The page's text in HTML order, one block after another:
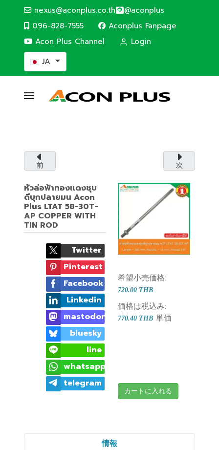
nexus@aconplus.co.th @aconplus
096-828-7555
Aconplus Fanpage
Acon Plus Channel
Login
あなたが使う言語を選んでください
JA
太陽電池システム
一緒に世界を救いましょう。
前 次
หัวล่อฟ้าทองแดงชุบ
ดีบุกปลายมน Acon
Plus LTAT 58-30T-
AP COPPER WITH
TIN ROD
Twitter
Pinterest
Facebook
Linkedin
mastodon
bluesky
line
whatsapp
telegram
希望小売価格:
720.00 THB
価格は税込み:
770.40 THB 単価
カートに入れる
情報